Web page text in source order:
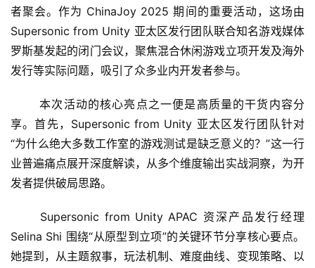
者聚会。作为 ChinaJoy 2025 期间的重要活动，这场由
Supersonic from Unity 亚太区发行团队联合知名游戏媒体
罗斯基发起的闭门会议，聚焦混合休闲游戏立项开发及海外
发行等实际问题，吸引了众多业内开发者参与。
	本次活动的核心亮点之一便是高质量的干货内容分
享。首先，Supersonic from Unity 亚太区发行团队针对
“为什么绝大多数工作室的游戏测试是缺乏意义的？”这一行
业普遍痛点展开深度解读，从多个维度输出实战洞察，为开
发者提供破局思路。
Selina Shi 围绕“从原型到立项”的关键环节分享核心要点。
她提到，从主题叙事，玩法机制、难度曲线、变现策略、以